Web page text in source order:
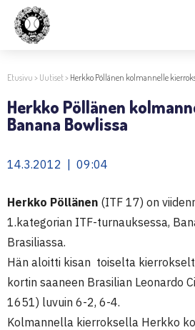
Etusivu > Uutiset> Herkko Pöllänen kolmannelle
Herkko Pöllänen
Banana Bowlissa
14.3.2012 | 09:04
Herkko Pöllänen (ITF 17) on
1.kategorian ITF-turnauksessa,
Brasiliassa.
Hän aloitti kisan toiselta
kortin saaneen Brasilian Leonardo
1651) luvuin 6-2, 6-4.
Kolmannella kierroksella Herkko